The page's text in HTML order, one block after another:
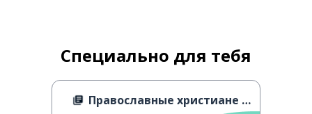
Специально для тебя
Православные христиане отмечают Пасху